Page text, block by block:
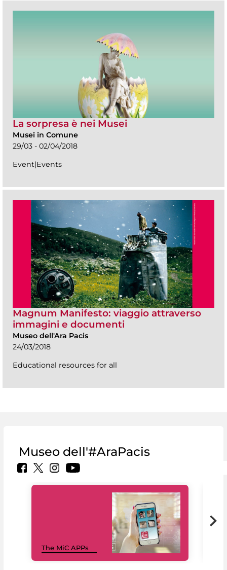
La sorpresa è nei Musei
Musei in Comune
29/03 - 02/04/2018
Event|Events
Magnum Manifesto: viaggio attraverso
immagini e documenti
Museo dell'Ara Pacis
24/03/2018
Educational resources for all
Museo dell'#AraPacis
The MiC APPs